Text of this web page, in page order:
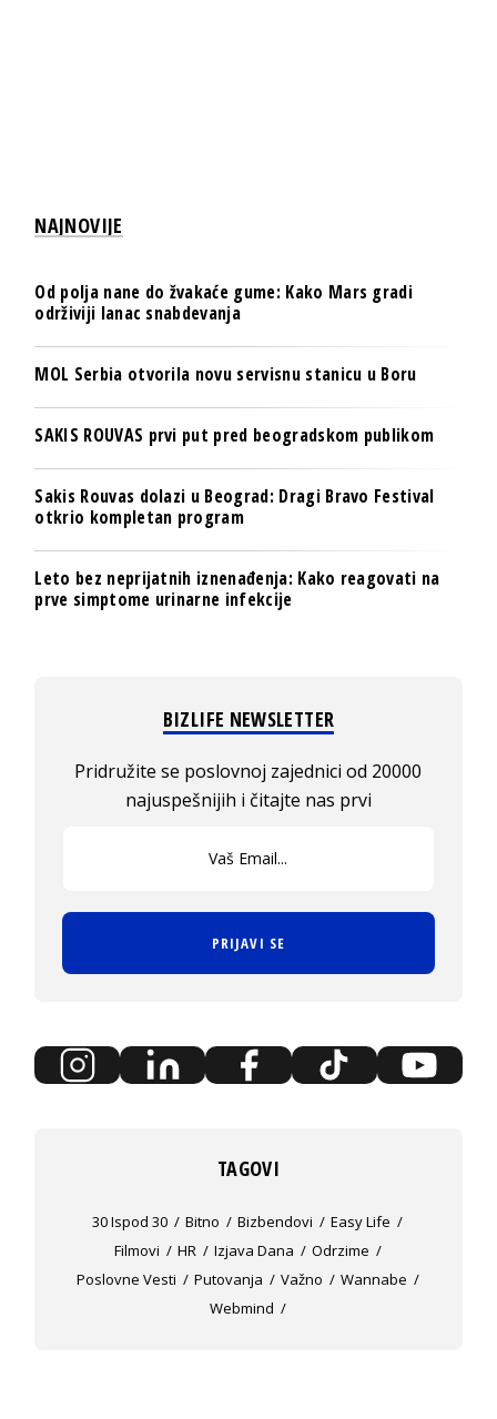
NAJNOVIJE
Od polja nane do žvakaće gume: Kako Mars gradi
održiviji lanac snabdevanja
MOL Serbia otvorila novu servisnu stanicu u Boru
SAKIS ROUVAS prvi put pred beogradskom publikom
Sakis Rouvas dolazi u Beograd: Dragi Bravo Festival
otkrio kompletan program
Leto bez neprijatnih iznenađenja: Kako reagovati na
prve simptome urinarne infekcije
BIZLIFE NEWSLETTER
Pridružite se poslovnoj zajednici od 20000
najuspešnijih i čitajte nas prvi
PRIJAVI SE
TAGOVI
30 Ispod 30 Bitno Bizbendovi
Easy Life
Filmovi
HR Izjava Dana
Odrzime
Poslovne Vesti
Putovanja Važno
Wannabe
Webmind